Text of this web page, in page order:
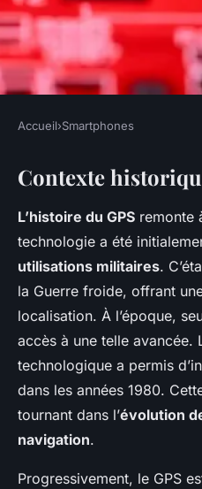
SMARTPHONES
Découvrez
sur
Notre Manière
Déplacer
Pablo• 21 avril 2025 6 min de
Accueil›Smartphones
Contexte
L’histoire du GPS remonte
technologie a été
utilisations militaires.
la Guerre froide, offrant
localisation. À l’époque,
accès à une telle avancée.
technologique a permis
dans les années 1980.
tournant dans l’évolution
navigation.
Progressivement, le GPS